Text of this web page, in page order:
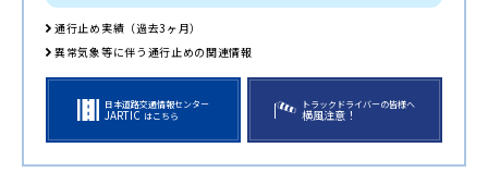
通行止め実績（過去3ヶ月）
異常気象等に伴う通行止めの関連情報
日本道路交通情報センター
JARTIC はこちら
トラックドライバーの皆様へ
横風注意！